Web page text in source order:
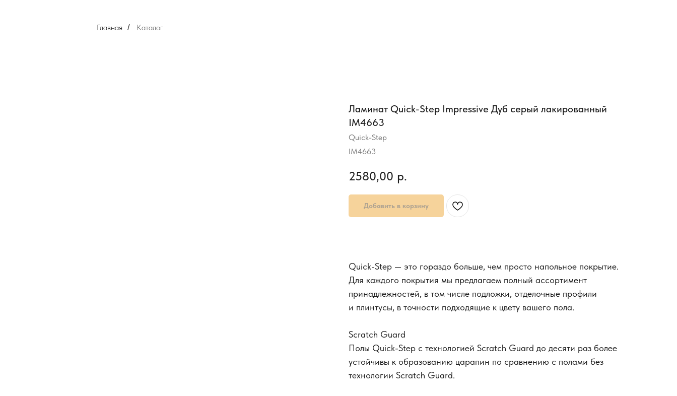
Главная / Каталог
Ламинат Quick-Step Impressive Дуб серый лакированный
IM4663
Quick-Step
IM4663
2580,00 р.
Добавить в корзину
Quick-Step — это гораздо больше, чем просто напольное покрытие.
Для каждого покрытия мы предлагаем полный ассортимент
принадлежностей, в том числе подложки, отделочные профили
и плинтусы, в точности подходящие к цвету вашего пола.
Scratch Guard
Полы Quick-Step с технологией Scratch Guard до десяти раз более
устойчивы к образованию царапин по сравнению с полами без
технологии Scratch Guard.